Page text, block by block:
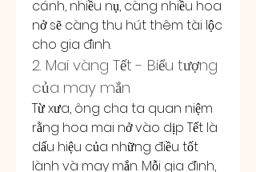
cánh, nhiều nụ, càng nhiều hoa
nở sẽ càng thu hút thêm tài lộc
cho gia đình.
2. Mai vàng Tết - Biểu tượng
của may mắn
Từ xưa, ông cha ta quan niệm
rằng hoa mai nở vào dịp Tết là
dấu hiệu của những điều tốt
lành và may mắn. Mỗi gia đình,